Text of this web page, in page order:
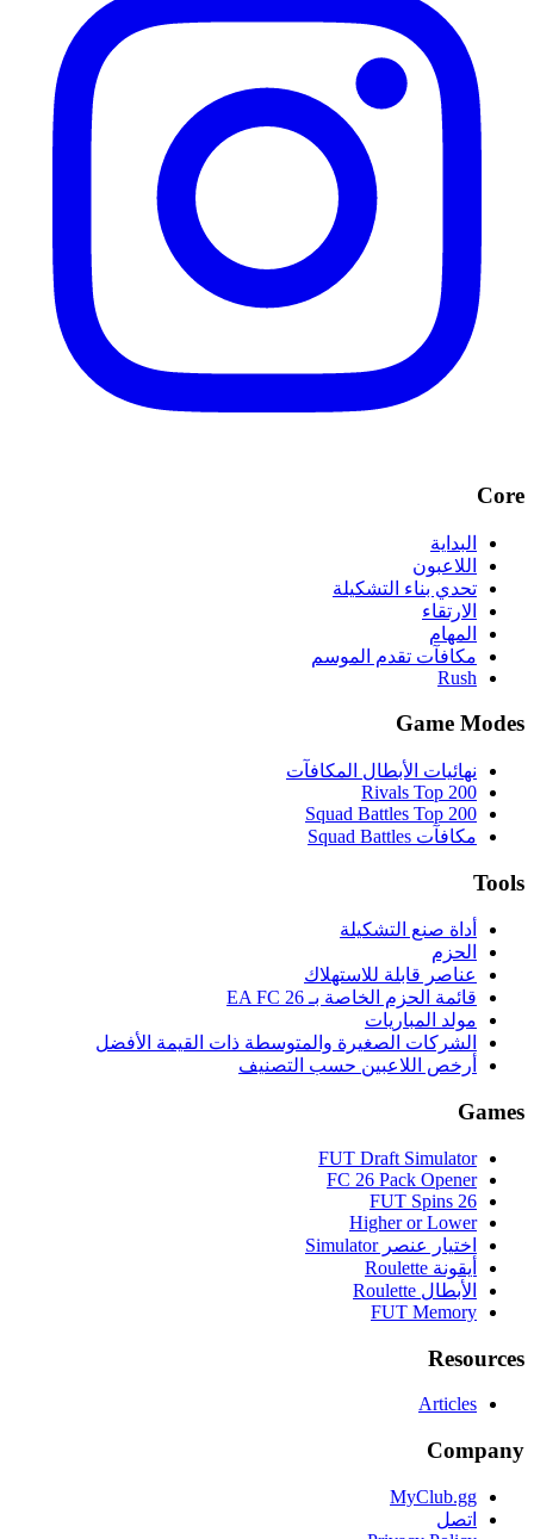
Core
البداية
اللاعبون
تحدي بناء التشكيلة
الارتقاء
المهام
مكافآت تقدم الموسم
Rush
Game Modes
نهائيات الأبطال المكافآت
Rivals Top 200
Squad Battles Top 200
مكافآت Squad Battles
Tools
أداة صنع التشكيلة
الحزم
عناصر قابلة للاستهلاك
قائمة الحزم الخاصة بـ EA FC 26
مولد المباريات
الشركات الصغيرة والمتوسطة ذات القيمة الأفضل
أرخص اللاعبين حسب التصنيف
Games
FUT Draft Simulator
FC 26 Pack Opener
FUT Spins 26
Higher or Lower
اختيار عنصر Simulator
أيقونة Roulette
الأبطال Roulette
FUT Memory
Resources
Articles
Company
MyClub.gg
اتصل